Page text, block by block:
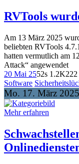
RVTools
Am 13 März 2025
beliebten RVTools
hatten vermutlich am
Attack“ angewendet
20 Mai 2552s 1.2K222
Software
Mo. 17. März
Mehr erfahren